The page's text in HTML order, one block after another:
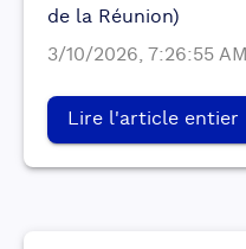
de la Réunion)
3/10/2026, 7:26:55 AM
Lire l'article entier